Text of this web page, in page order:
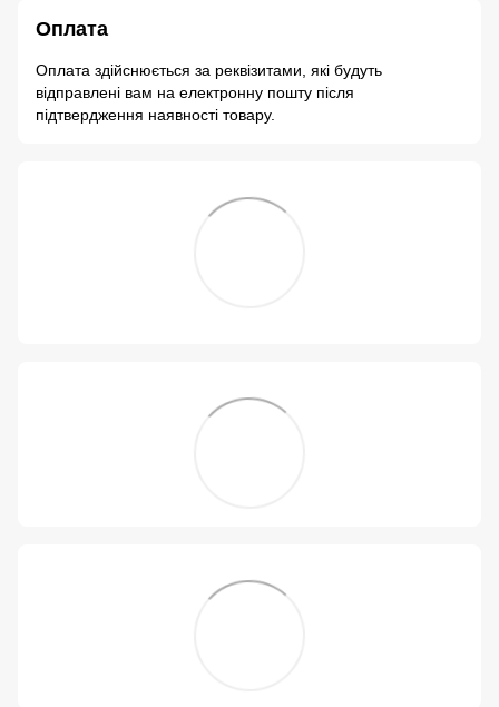
Оплата
Оплата здійснюється за реквізитами, які будуть
відправлені вам на електронну пошту після
підтвердження наявності товару.